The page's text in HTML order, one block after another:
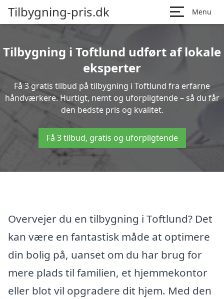
Tilbygning-pris.dk Menu
Tilbygning i Toftlund udført af lokale
eksperter
Få 3 gratis tilbud på tilbygning i Toftlund fra erfarne
håndværkere. Hurtigt, nemt og uforpligtende – så du får
den bedste pris og kvalitet.
Få 3 tilbud, gratis og uforpligtende
Overvejer du en tilbygning i Toftlund? Det
kan være en fantastisk måde at optimere
din bolig på, uanset om du har brug for
mere plads til familien, et hjemmekontor
eller blot vil opgradere dit hjem. Med den